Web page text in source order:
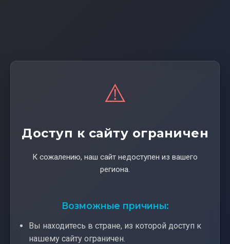
⚠️
Доступ к сайту ограничен
К сожалению, наш сайт недоступен из вашего
региона.
Возможные причины:
Вы находитесь в стране, из которой доступ к
нашему сайту ограничен.